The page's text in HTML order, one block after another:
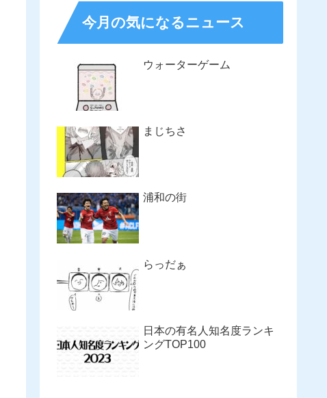
今月の気になるニュース
ウォーターゲーム
まじちさ
浦和の街
らっだぁ
日本の有名人知名度ランキ
ングTOP100